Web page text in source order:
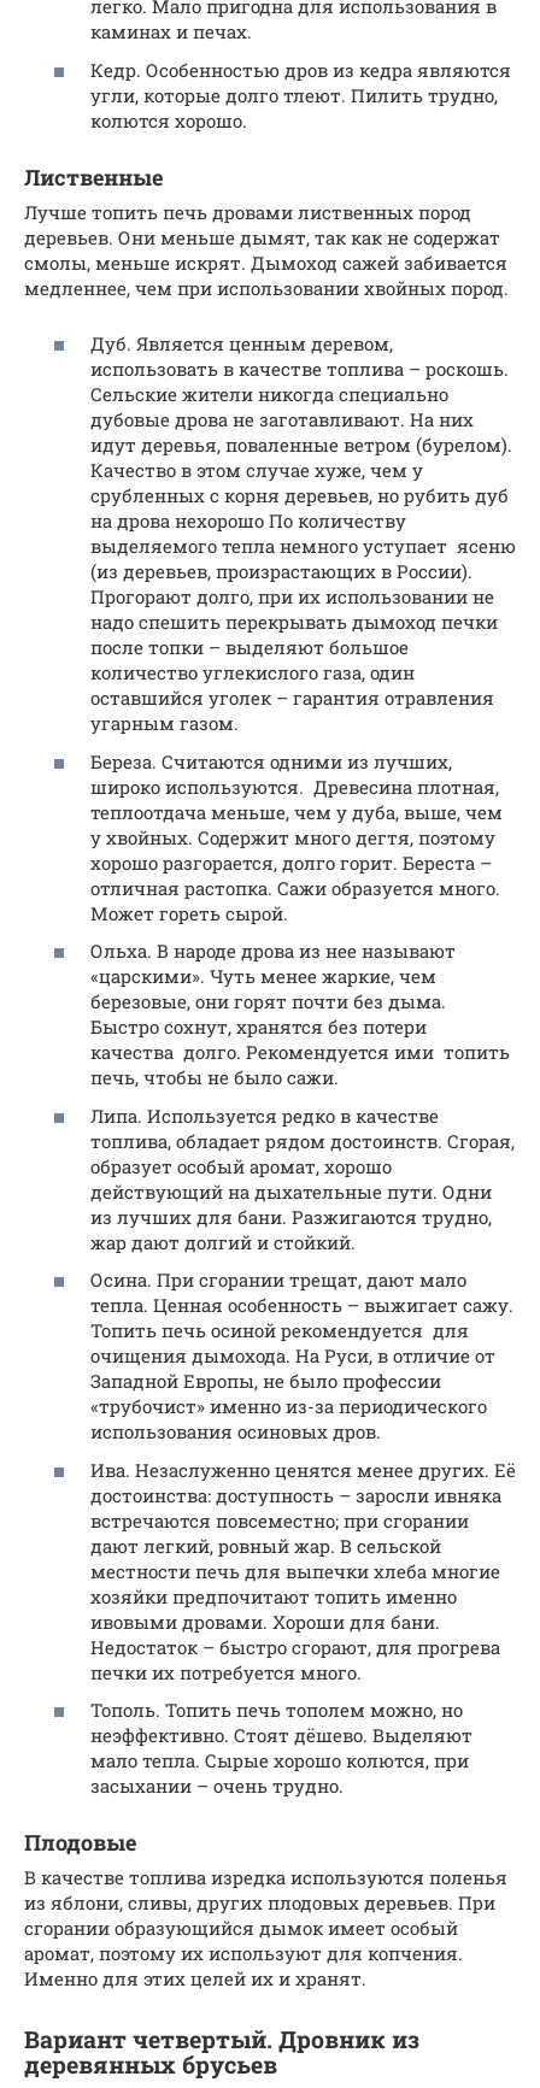
легко. Мало пригодна для использования в
каминах и печах.
Кедр. Особенностью дров из кедра являются
угли, которые долго тлеют. Пилить трудно,
колются хорошо.
Лиственные
Лучше топить печь дровами лиственных пород
деревьев. Они меньше дымят, так как не содержат
смолы, меньше искрят. Дымоход сажей забивается
медленнее, чем при использовании хвойных пород.
Дуб. Является ценным деревом,
использовать в качестве топлива – роскошь.
Сельские жители никогда специально
дубовые дрова не заготавливают. На них
идут деревья, поваленные ветром (бурелом).
Качество в этом случае хуже, чем у
срубленных с корня деревьев, но рубить дуб
на дрова нехорошо По количеству
выделяемого тепла немного уступает ясеню
(из деревьев, произрастающих в России).
Прогорают долго, при их использовании не
надо спешить перекрывать дымоход печки
после топки – выделяют большое
количество углекислого газа, один
оставшийся уголек – гарантия отравления
угарным газом.
Береза. Считаются одними из лучших,
широко используются. Древесина плотная,
теплоотдача меньше, чем у дуба, выше, чем
у хвойных. Содержит много дегтя, поэтому
хорошо разгорается, долго горит. Береста –
отличная растопка. Сажи образуется много.
Может гореть сырой.
Ольха. В народе дрова из нее называют
«царскими». Чуть менее жаркие, чем
березовые, они горят почти без дыма.
Быстро сохнут, хранятся без потери
качества долго. Рекомендуется ими топить
печь, чтобы не было сажи.
Липа. Используется редко в качестве
топлива, обладает рядом достоинств. Сгорая,
образует особый аромат, хорошо
действующий на дыхательные пути. Одни
из лучших для бани. Разжигаются трудно,
жар дают долгий и стойкий.
Осина. При сгорании трещат, дают мало
тепла. Ценная особенность – выжигает сажу.
Топить печь осиной рекомендуется для
очищения дымохода. На Руси, в отличие от
Западной Европы, не было профессии
«трубочист» именно из-за периодического
использования осиновых дров.
Ива. Незаслуженно ценятся менее других. Её
достоинства: доступность – заросли ивняка
встречаются повсеместно; при сгорании
дают легкий, ровный жар. В сельской
местности печь для выпечки хлеба многие
хозяйки предпочитают топить именно
ивовыми дровами. Хороши для бани.
Недостаток – быстро сгорают, для прогрева
печки их потребуется много.
Тополь. Топить печь тополем можно, но
неэффективно. Стоят дёшево. Выделяют
мало тепла. Сырые хорошо колются, при
засыхании – очень трудно.
Плодовые
В качестве топлива изредка используются поленья
из яблони, сливы, других плодовых деревьев. При
сгорании образующийся дымок имеет особый
аромат, поэтому их используют для копчения.
Именно для этих целей их и хранят.
Вариант четвертый. Дровник из
деревянных брусьев